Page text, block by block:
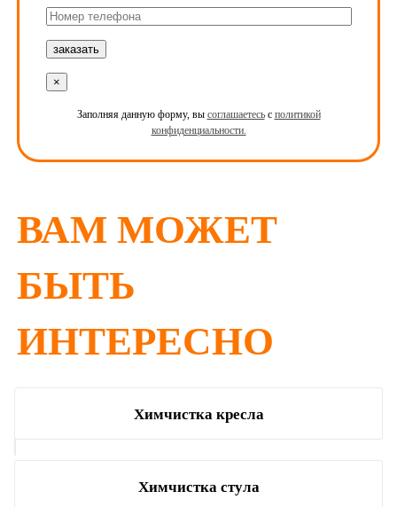
×
Заполняя данную форму, вы соглашаетесьс политикой
конфиденциальности.
ВАМ МОЖЕТ
БЫТЬ
ИНТЕРЕСНО
Химчистка кресла
Химчистка стула